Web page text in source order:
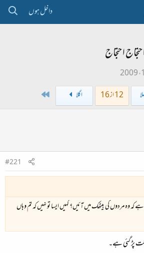
داخل ہوں
احتجاج
12 از 16 اگلا
#221
وہ مردوں کی بیٹھک میں آئیں؟ کہیں ایسا تو نہیں کہ تم وہاں
لت پڑ گئی ہے۔